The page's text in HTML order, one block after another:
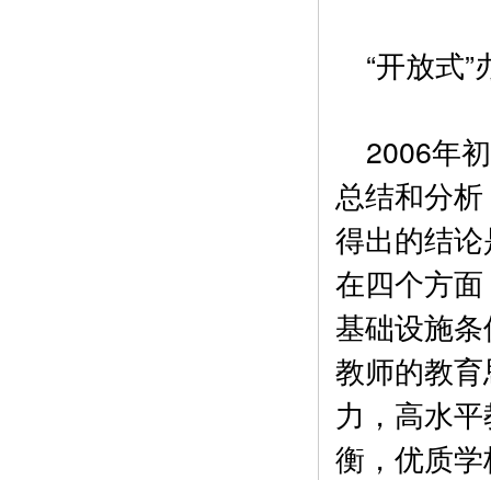
“开放式”
2006年
总结和分
得出的结
在四个方
基础设施
教师的教
力，高水
衡，优质